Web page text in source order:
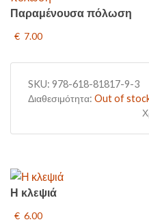
Παραμένουσα πόλωση
€ 7.00
SKU: 978-618-81817-9-3
Διαθεσιμότητα: Out of
Η κλεψιά
€ 6.00